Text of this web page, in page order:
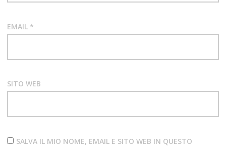
EMAIL *
SITO WEB
SALVA IL MIO NOME, EMAIL E SITO WEB IN QUESTO